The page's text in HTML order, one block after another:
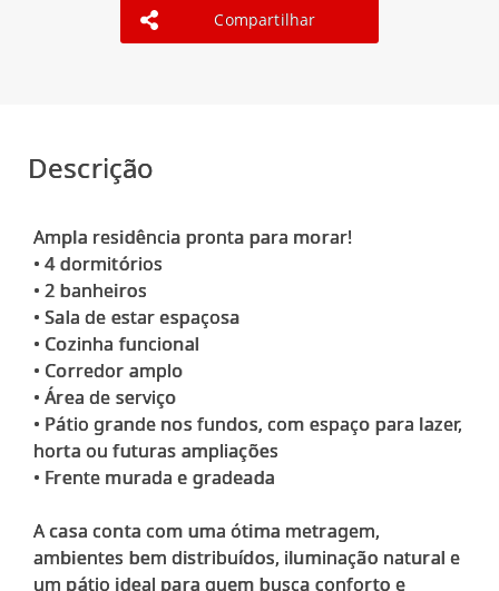
Compartilhar
Descrição
Ampla residência pronta para morar!
• 4 dormitórios
• 2 banheiros
• Sala de estar espaçosa
• Cozinha funcional
• Corredor amplo
• Área de serviço
• Pátio grande nos fundos, com espaço para lazer,
horta ou futuras ampliações
• Frente murada e gradeada
A casa conta com uma ótima metragem,
ambientes bem distribuídos, iluminação natural e
um pátio ideal para quem busca conforto e